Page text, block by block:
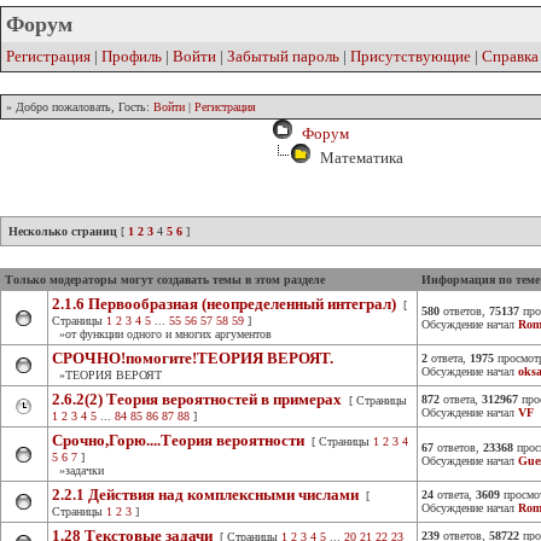
Форум
Регистрация | Профиль | Войти | Забытый пароль | Присутствующие | Справка
» Добро пожаловать, Гость: Войти | Регистрация
Форум
Математика
Несколько страниц [ 1 2 3 4 5 6 ]
Только модераторы могут создавать темы в этом разделе Информация по теме
2.1.6 Первообразная (неопределенный интеграл) [
Страницы 1 2 3 4 5 55 56 57 58 59 ]
»от функции одного и многих аргументов
580 ответов, 75137
Обсуждение начал
СРОЧНО!помогите!ТЕОРИЯ ВЕРОЯТ.
»ТЕОРИЯ ВЕРОЯТ
2 ответа, 1975
Обсуждение начал
2.6.2(2) Теория вероятностей в примерах [ Страницы
1 2 3 4 5 84 85 86 87 88 ]
872 ответа, 312967
Обсуждение начал VF
Срочно,Горю....Теория вероятности [ Страницы 1 2 3 4
5 6 7 ]
»задачки
67 ответов, 23368
Обсуждение начал
2.2.1 Действия над комплексными числами [
Страницы 1 2 3 ]
24 ответа, 3609
Обсуждение начал
1.28 Текстовые задачи [ Страницы 1 2 3 4 5 20 21 22 23
239 ответов, 58722